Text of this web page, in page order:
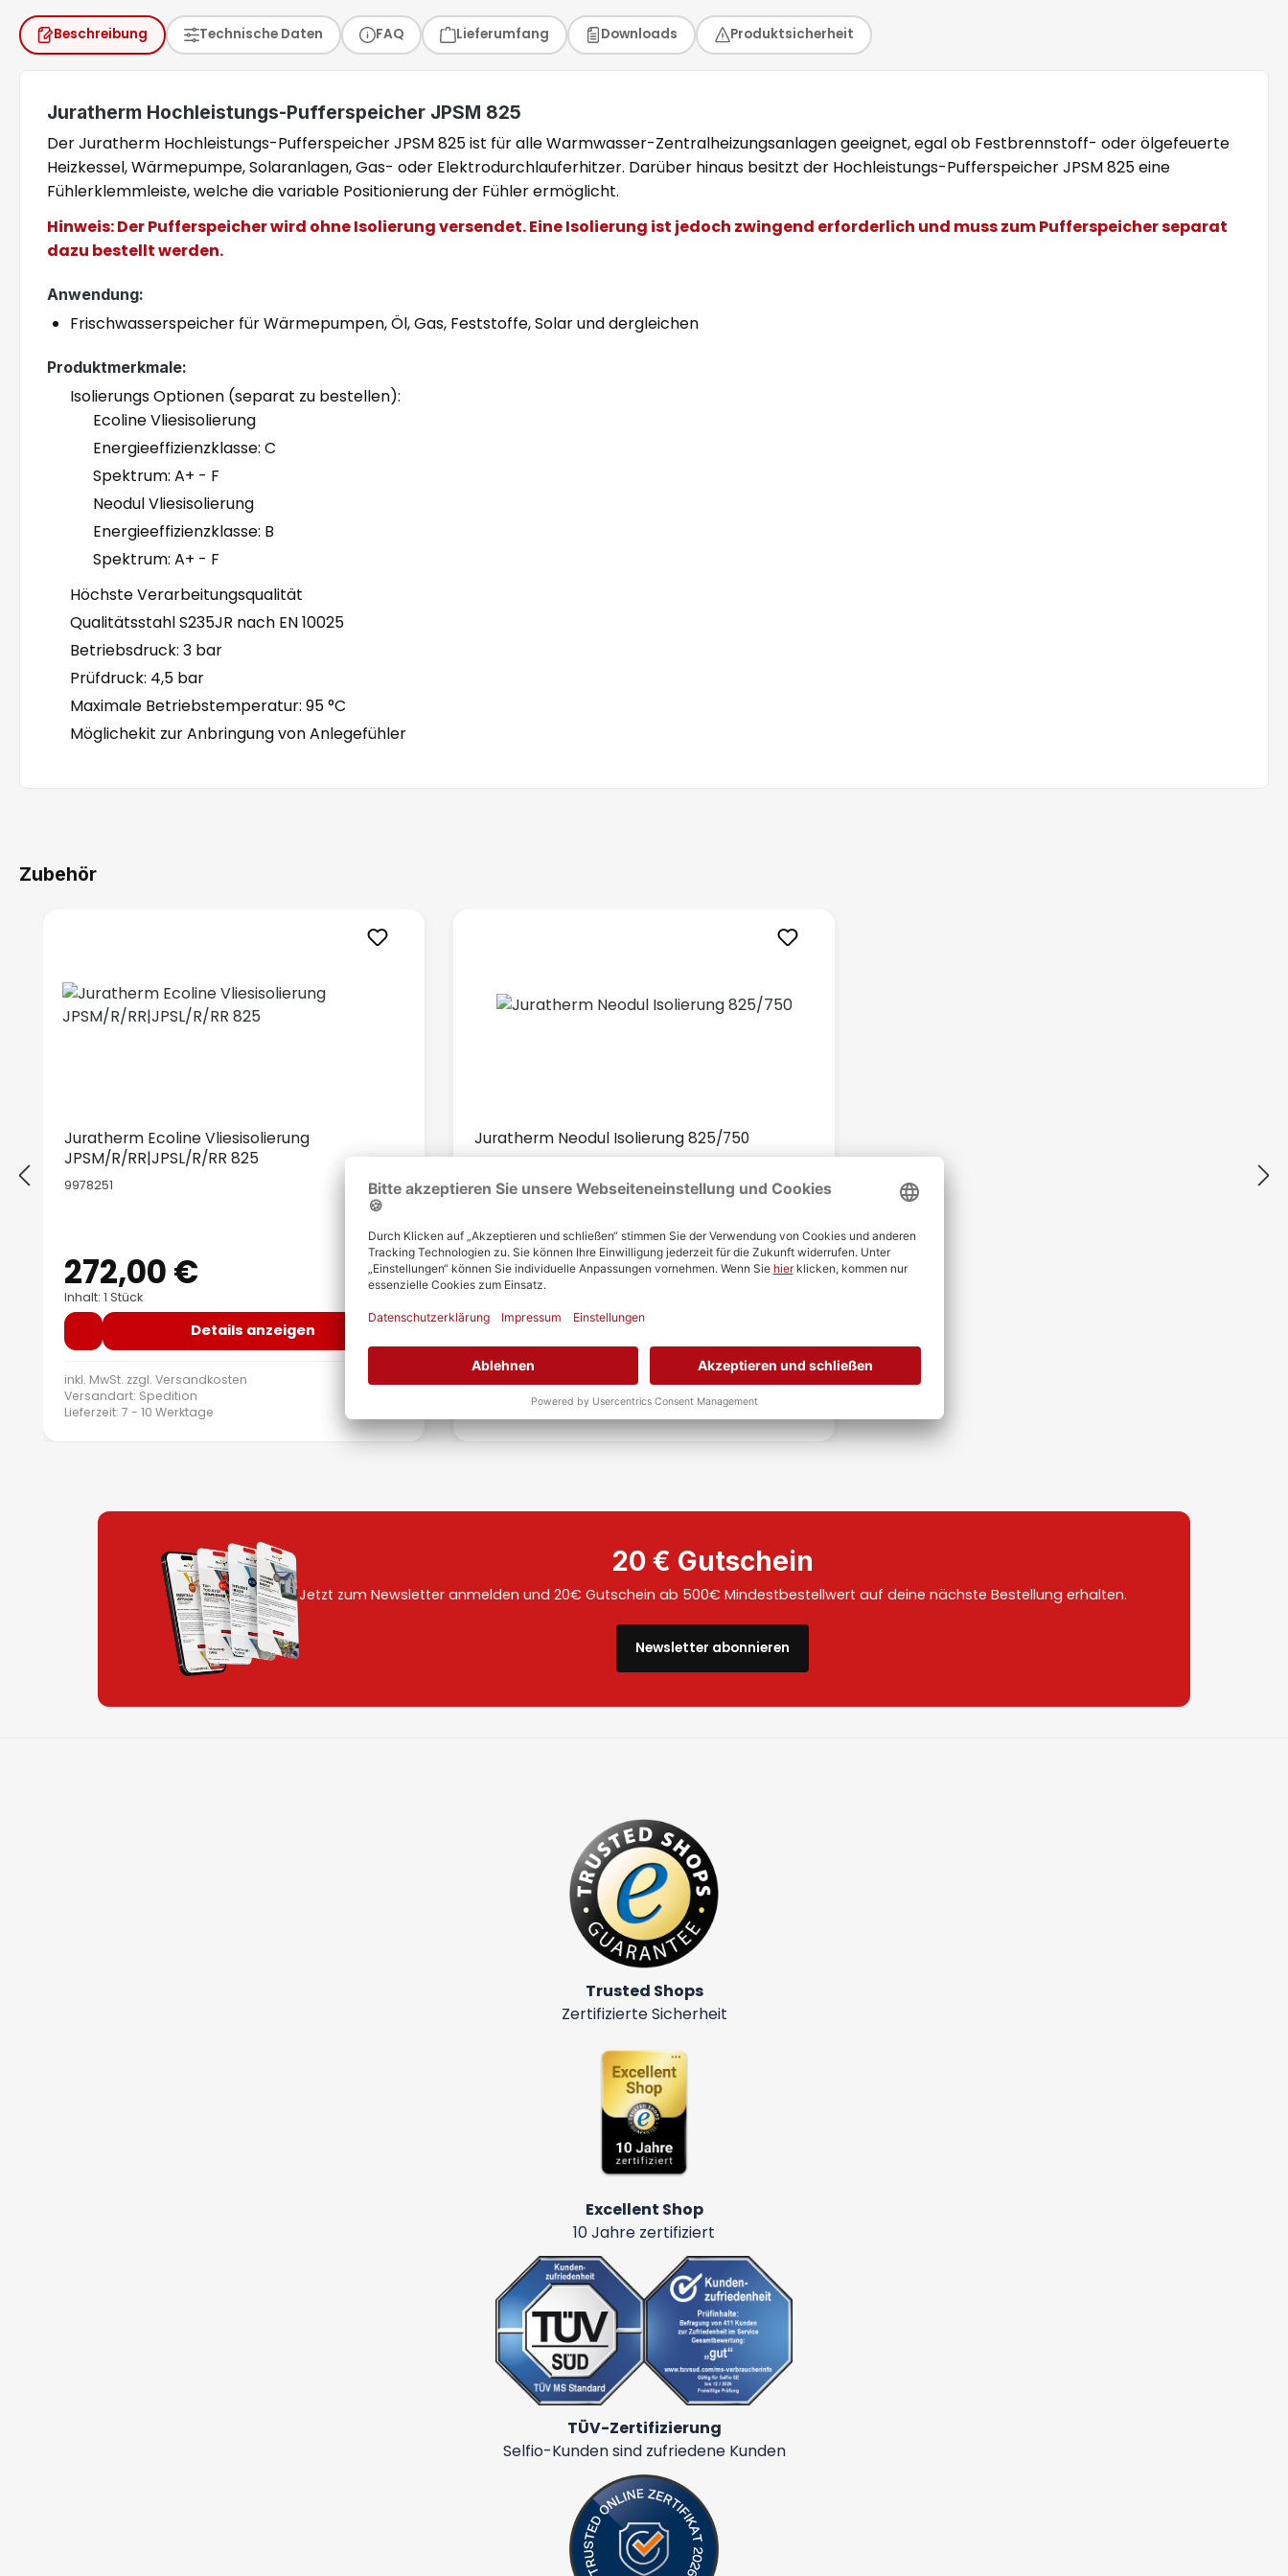
Beschreibung Technische Daten FAQ Lieferumfang Downloads Produktsicherheit
Juratherm Hochleistungs-Pufferspeicher JPSM 825
Der Juratherm Hochleistungs-Pufferspeicher JPSM 825 ist für alle Warmwasser-Zentralheizungsanlagen geeignet, egal ob Festbrennstoff- oder ölgefeuerte
Heizkessel, Wärmepumpe, Solaranlagen, Gas- oder Elektrodurchlauferhitzer. Darüber hinaus besitzt der Hochleistungs-Pufferspeicher JPSM 825 eine
Fühlerklemmleiste, welche die variable Positionierung der Fühler ermöglicht.
Hinweis: Der Pufferspeicher wird ohne Isolierung versendet. Eine Isolierung ist jedoch zwingend erforderlich und muss zum Pufferspeicher separat
dazu bestellt werden.
Anwendung:
Frischwasserspeicher für Wärmepumpen, Öl, Gas, Feststoffe, Solar und dergleichen
Produktmerkmale:
Isolierungs Optionen (separat zu bestellen):
Ecoline Vliesisolierung
Energieeffizienzklasse: C
Spektrum: A+ - F
Neodul Vliesisolierung
Energieeffizienzklasse: B
Spektrum: A+ - F
Höchste Verarbeitungsqualität
Qualitätsstahl S235JR nach EN 10025
Betriebsdruck: 3 bar
Prüfdruck: 4,5 bar
Maximale Betriebstemperatur: 95 °C
Möglichekit zur Anbringung von Anlegefühler
Zubehör
Juratherm Ecoline Vliesisolierung
JPSM/R/RR|JPSL/R/RR 825
9978251
Regulärer Preis:
272,00 €
Inhalt: 1 Stück
Details anzeigen
inkl. MwSt. zzgl. Versandkosten
Versandart: Spedition
Lieferzeit: 7 - 10 Werktage
Juratherm Neodul Isolierung 825/750
9720825
Regulärer Preis:
521,90 €
Details anzeigen
Versandkosten
Versandart: Spedition
Lieferzeit: 14 - 21 Werktage
20 € Gutschein
Jetzt zum Newsletter anmelden und 20€ Gutschein ab 500€ Mindestbestellwert auf deine nächste Bestellung erhalten.
Newsletter abonnieren
Trusted Shops
Zertifizierte Sicherheit
Excellent Shop
10 Jahre zertifiziert
TÜV-Zertifizierung
Selfio-Kunden sind zufriedene Kunden